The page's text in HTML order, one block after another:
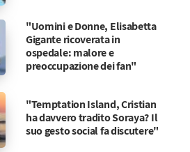
"Uomini e Donne, Elisabetta
Gigante ricoverata in
ospedale: malore e
preoccupazione dei fan"
"Temptation Island, Cristian
ha davvero tradito Soraya? Il
suo gesto social fa discutere"